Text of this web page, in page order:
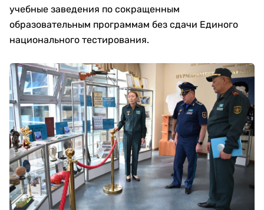
учебные заведения по сокращенным
образовательным программам без сдачи Единого
национального тестирования.